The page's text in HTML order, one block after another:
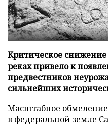
Критическое
реках привело к
предвестников
сильнейших
Масштабное
в федеральной земле